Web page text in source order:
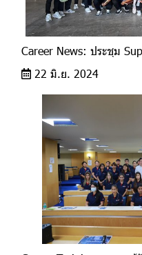
Career News: ประชุม
22 มิ.ย. 2024